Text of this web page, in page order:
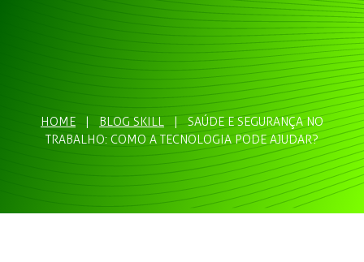
HOME | BLOG SKILL |
SAÚDE E SEGURANÇA NO
TRABALHO: COMO A TECNOLOGIA PODE AJUDAR?